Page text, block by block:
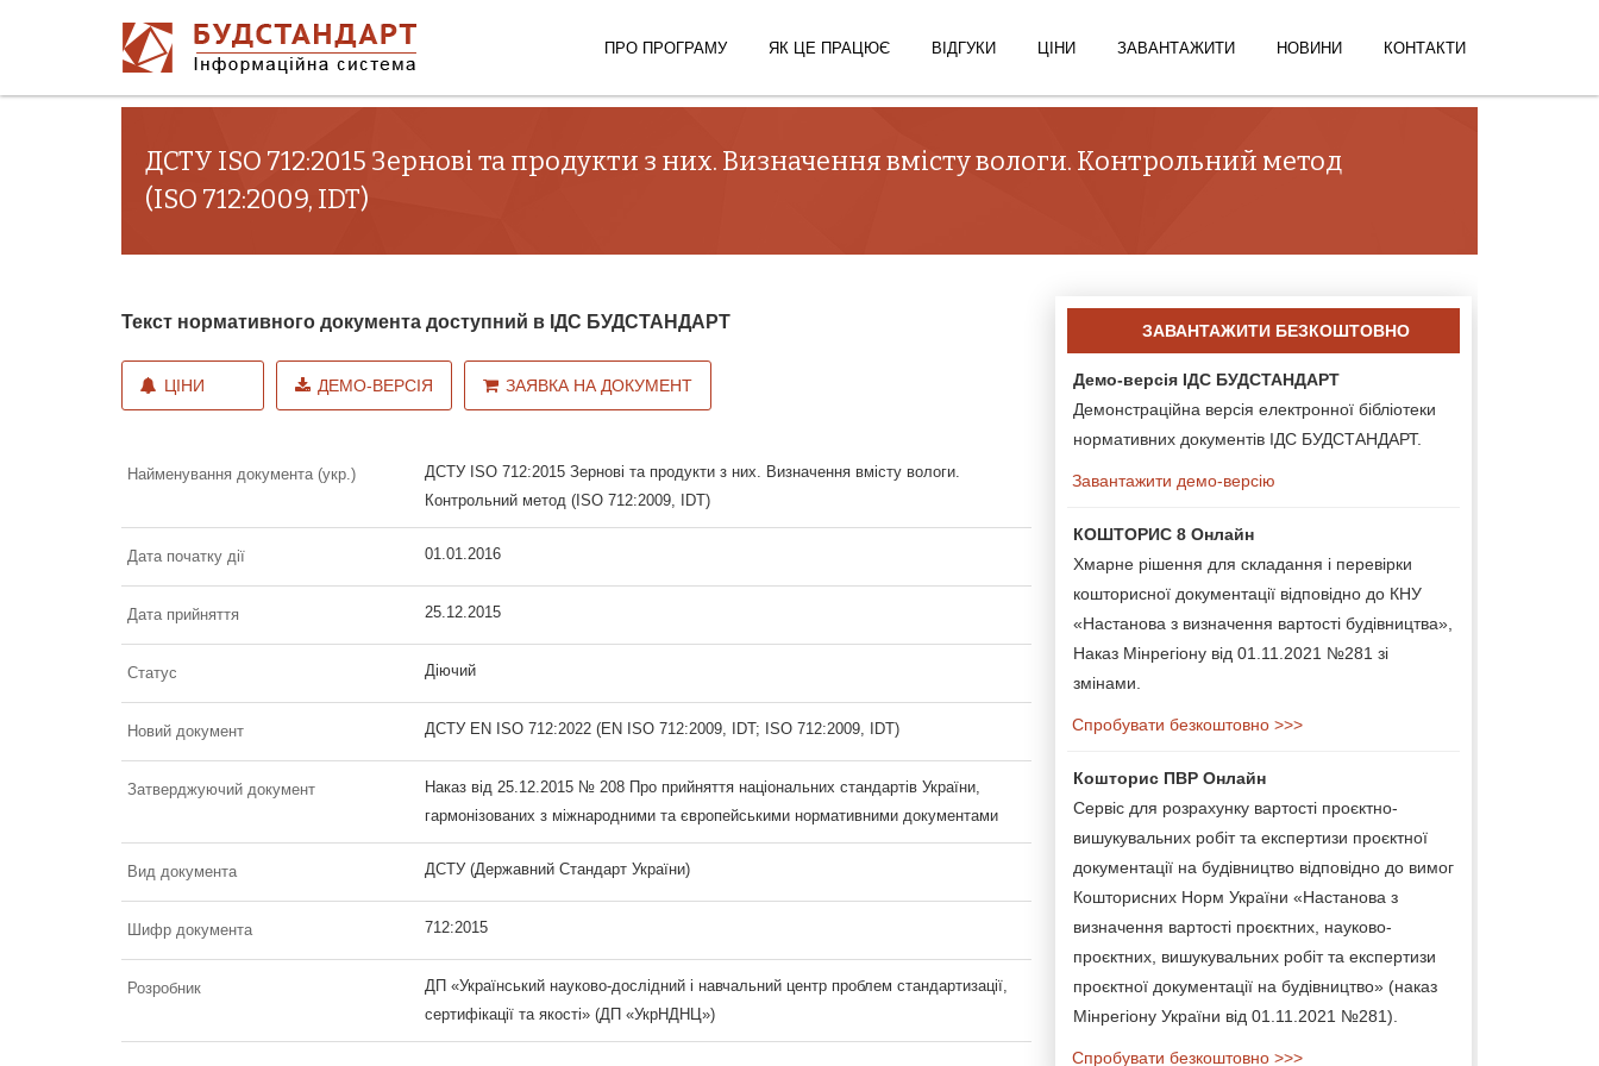
ПРО ПРОГРАМУ ЯК ЦЕ ПРАЦЮЄ ВІДГУКИ ЦІНИ ЗАВАНТАЖИТИ НОВИНИ КОНТАКТИ
ДСТУ ISO 712:2015 Зернові та продукти з них. Визначення вмісту вологи. Контрольний метод
(ISO 712:2009, IDT)
Текст нормативного документа доступний в ІДС БУДСТАНДАРТ
ЦІНИ ДЕМО-ВЕРСІЯ ЗАЯВКА НА ДОКУМЕНТ
Найменування документа (укр.)
ДСТУ ISO 712:2015 Зернові та продукти з них. Визначення вмісту вологи.
Контрольний метод (ISO 712:2009, IDT)
Дата початку дії 01.01.2016
Дата прийняття 25.12.2015
Статус Діючий
Новий документ ДСТУ EN ISO 712:2022 (EN ISO 712:2009, IDT; ISO 712:2009, IDT)
Затверджуючий документ
Наказ від 25.12.2015 № 208 Про прийняття національних стандартів України,
гармонізованих з міжнародними та європейськими нормативними документами
Вид документа ДСТУ (Державний Стандарт України)
Шифр документа 712:2015
Розробник
ДП «Український науково-дослідний і навчальний центр проблем стандартизації,
сертифікації та якості» (ДП «УкрНДНЦ»)
ЗАВАНТАЖИТИ БЕЗКОШТОВНО
Демо-версія ІДС БУДСТАНДАРТ
Демонстраційна версія електронної бібліотеки
нормативних документів ІДС БУДСТАНДАРТ.
Завантажити демо-версію
КОШТОРИС 8 Онлайн
Хмарне рішення для складання і перевірки
кошторисної документації відповідно до КНУ
«Настанова з визначення вартості будівництва»,
Наказ Мінрегіону від 01.11.2021 №281 зі
змінами.
Спробувати безкоштовно >>>
Кошторис ПВР Онлайн
Сервіс для розрахунку вартості проєктно-
вишукувальних робіт та експертизи проєктної
документації на будівництво відповідно до вимог
Кошторисних Норм України «Настанова з
визначення вартості проєктних, науково-
проєктних, вишукувальних робіт та експертизи
проєктної документації на будівництво» (наказ
Мінрегіону України від 01.11.2021 №281).
Спробувати безкоштовно >>>